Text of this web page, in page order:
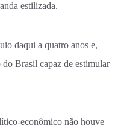
estilizada.
daqui a quatro anos e,
Brasil capaz de estimular
econômico não houve